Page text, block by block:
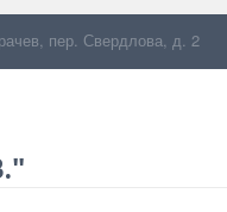
, пер. Свердлова, д. 2